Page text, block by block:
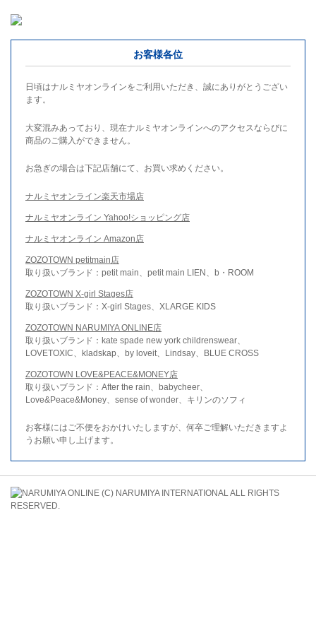
お客様各位
日頃はナルミヤオンラインをご利用いただき、誠にありがとうござい
ます。
大変混みあっており、現在ナルミヤオンラインへのアクセスならびに
商品のご購入ができません。
お急ぎの場合は下記店舗にて、お買い求めください。
ナルミヤオンライン楽天市場店
ナルミヤオンライン Yahoo!ショッピング店
ナルミヤオンライン Amazon店
ZOZOTOWN petitmain店
取り扱いブランド：petit main、petit main LIEN、b・ROOM
ZOZOTOWN X-girl Stages店
取り扱いブランド：X-girl Stages、XLARGE KIDS
ZOZOTOWN NARUMIYA ONLINE店
取り扱いブランド：kate spade new york childrenswear、
LOVETOXIC、kladskap、by loveit、Lindsay、BLUE CROSS
ZOZOTOWN LOVE&PEACE&MONEY店
取り扱いブランド：After the rain、babycheer、
Love&Peace&Money、sense of wonder、キリンのソフィ
お客様にはご不便をおかけいたしますが、何卒ご理解いただきますよ
うお願い申し上げます。